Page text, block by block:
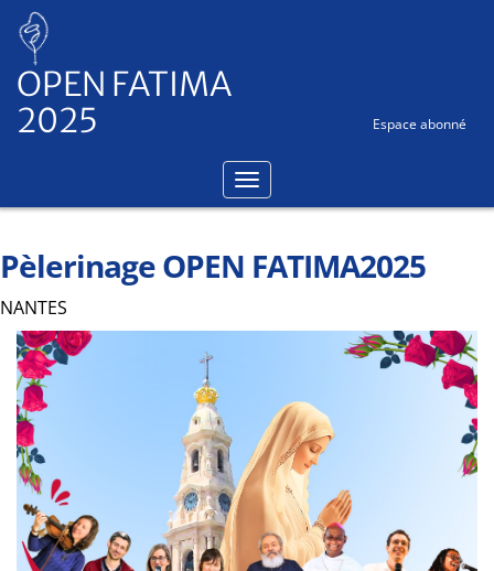
OPEN FATIMA
2025
Espace abonné
Pèlerinage OPEN FATIMA2025
NANTES
Panneau de gestion des cookies